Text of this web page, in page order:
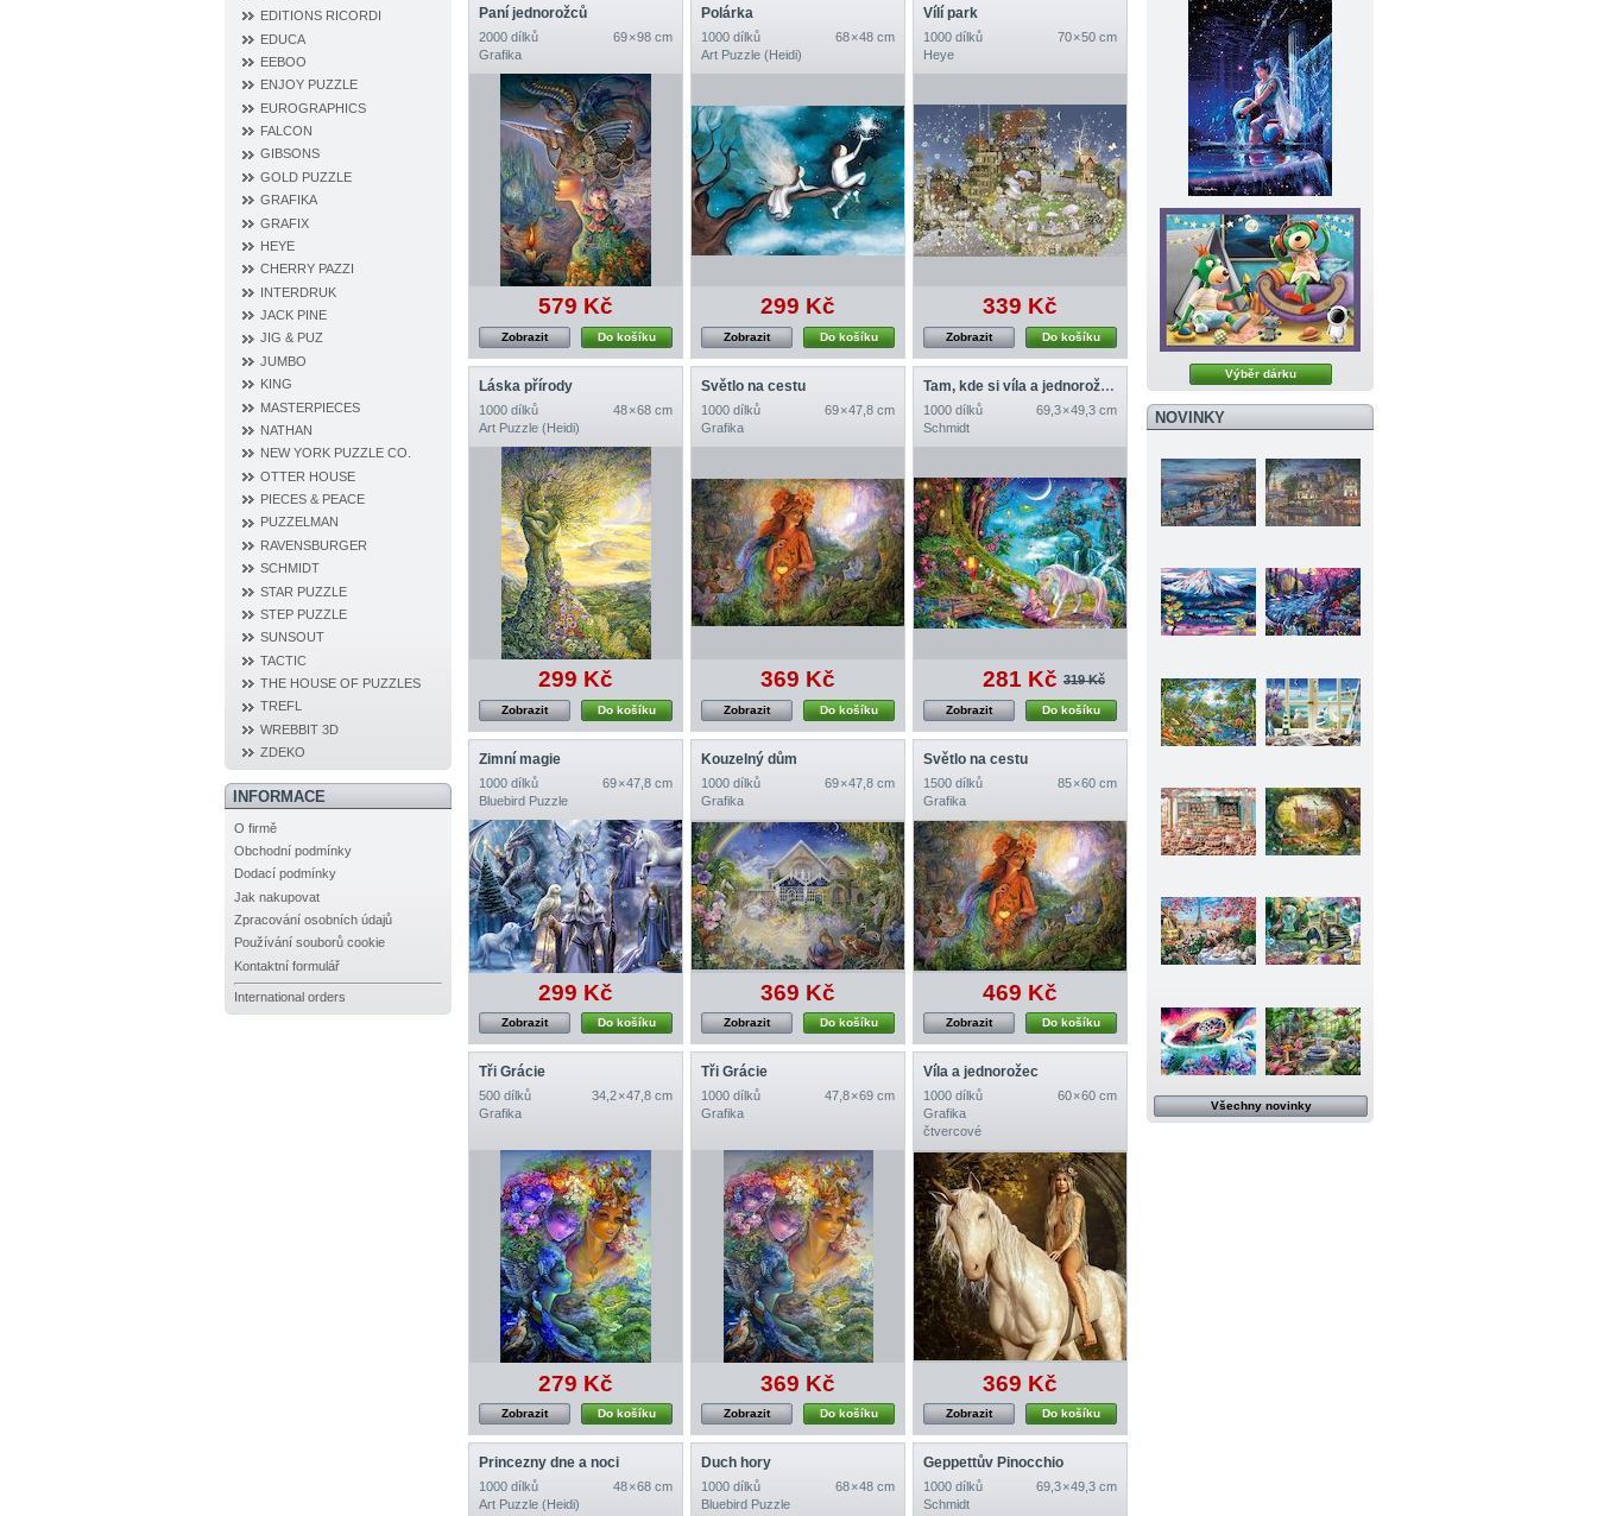
EDITIONS RICORDI
EDUCA
EEBOO
ENJOY PUZZLE
EUROGRAPHICS
FALCON
GIBSONS
GOLD PUZZLE
GRAFIKA
GRAFIX
HEYE
CHERRY PAZZI
INTERDRUK
JACK PINE
JIG & PUZ
JUMBO
KING
MASTERPIECES
NATHAN
NEW YORK PUZZLE CO.
OTTER HOUSE
PIECES & PEACE
PUZZELMAN
RAVENSBURGER
SCHMIDT
STAR PUZZLE
STEP PUZZLE
SUNSOUT
TACTIC
THE HOUSE OF PUZZLES
TREFL
WREBBIT 3D
ZDEKO
INFORMACE
O firmě
Obchodní podmínky
Dodací podmínky
Jak nakupovat
Zpracování osobních údajů
Používání souborů cookie
Kontaktní formulář
International orders
Paní jednorožců
2000 dílků
69 × 98 cm
Grafika
579 Kč
Do košíku
Zobrazit
Polárka
1000 dílků
68 × 48 cm
Art Puzzle (Heidi)
299 Kč
Do košíku
Zobrazit
Vílí park
1000 dílků
70 × 50 cm
Heye
339 Kč
Do košíku
Zobrazit
Láska přírody
1000 dílků
48 × 68 cm
Art Puzzle (Heidi)
299 Kč
Do košíku
Zobrazit
Světlo na cestu
1000 dílků
69 × 47,8 cm
Grafika
369 Kč
Do košíku
Zobrazit
Tam, kde si víla a jednorožec dávají dobrou noc
1000 dílků
69,3 × 49,3 cm
Schmidt
281 Kč 319 Kč
Do košíku
Zobrazit
Zimní magie
1000 dílků
69 × 47,8 cm
Bluebird Puzzle
299 Kč
Do košíku
Zobrazit
Kouzelný dům
1000 dílků
69 × 47,8 cm
Grafika
369 Kč
Do košíku
Zobrazit
Světlo na cestu
1500 dílků
85 × 60 cm
Grafika
469 Kč
Do košíku
Zobrazit
Tři Grácie
500 dílků
34,2 × 47,8 cm
Grafika
279 Kč
Do košíku
Zobrazit
Tři Grácie
1000 dílků
47,8 × 69 cm
Grafika
369 Kč
Do košíku
Zobrazit
Víla a jednorožec
1000 dílků
60 × 60 cm
Grafika
čtvercové
369 Kč
Do košíku
Zobrazit
Princezny dne a noci
1000 dílků
48 × 68 cm
Art Puzzle (Heidi)
Duch hory
1000 dílků
68 × 48 cm
Bluebird Puzzle
Geppettův Pinocchio
1000 dílků
69,3 × 49,3 cm
Schmidt
Výběr dárku
NOVINKY
Všechny novinky